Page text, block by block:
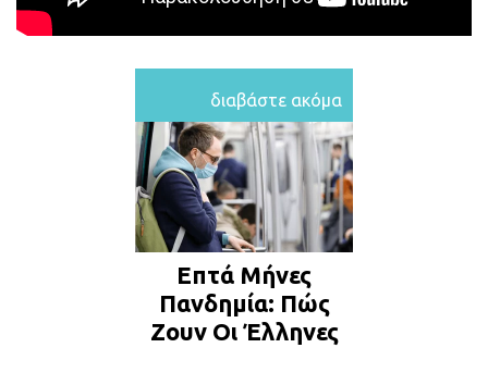
διαβάστε ακόμα
Επτά Μήνες
Πανδημία: Πώς
Ζουν Οι Έλληνες